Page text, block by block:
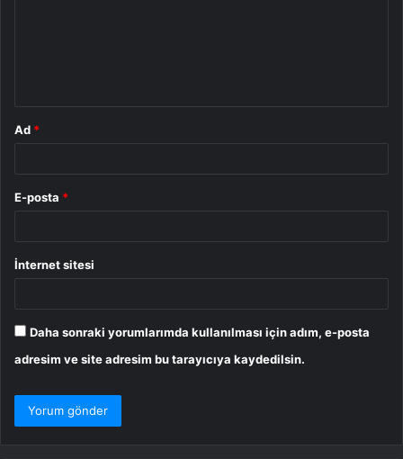
Ad *
E-posta *
İnternet sitesi
Daha sonraki yorumlarımda kullanılması için adım, e-posta
adresim ve site adresim bu tarayıcıya kaydedilsin.